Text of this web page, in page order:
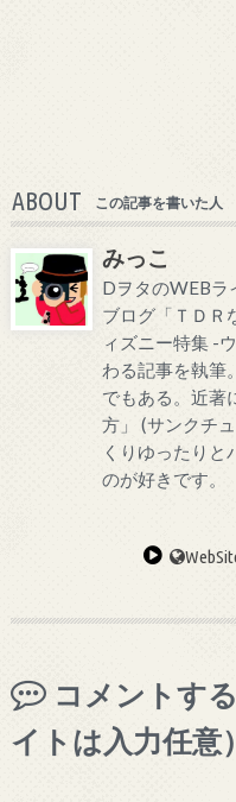
ABOUT この記事を書いた人
みっこ
DヲタのWEBラ
ブログ「ＴＤＲ
ィズニー特集 -
わる記事を執筆
でもある。近著
方」 (サンクチ
くりゆったりと
のが好きです。
コメントす
イトは入力任意）